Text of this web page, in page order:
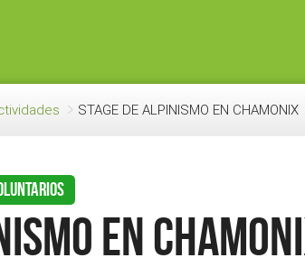
STAGE DE ALPINISMO EN CHAMONIX
EN